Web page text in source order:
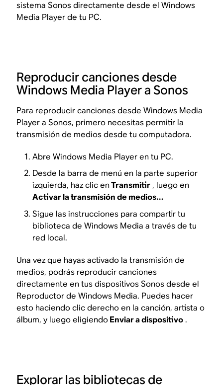
sistema Sonos directamente desde el Windows
Media Player de tu PC.
Reproducir canciones desde
Windows Media Player a Sonos
Para reproducir canciones desde Windows Media
Player a Sonos, primero necesitas permitir la
transmisión de medios desde tu computadora.
Abre Windows Media Player en tu PC.
Desde la barra de menú en la parte superior
izquierda, haz clic enTransmitir, luego en
Activar la transmisión de medios…
Sigue las instrucciones para compartir tu
biblioteca de Windows Media a través de tu
red local.
Una vez que hayas activado la transmisión de
medios, podrás reproducir canciones
directamente en tus dispositivos Sonos desde el
Reproductor de Windows Media. Puedes hacer
esto haciendo clic derecho en la canción, artista o
álbum, y luego eligiendoEnviar a dispositivo.
Explorar las bibliotecas de